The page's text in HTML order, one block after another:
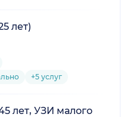
лет)
+5 услуг
лет, УЗИ малого